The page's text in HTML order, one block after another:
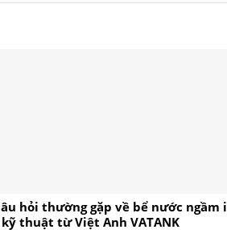
hỏi thường gặp về bể nước ngầm
thuật từ Việt Anh VATANK